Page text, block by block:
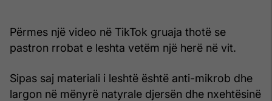
Përmes një video në TikTok gruaja thotë se
pastron rrobat e leshta vetëm një herë në vit.
Sipas saj materiali i leshtë është anti-mikrob dhe
largon në mënyrë natyrale djersën dhe nxehtësinë